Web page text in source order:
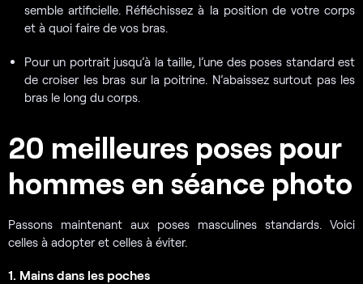
semble artificielle. Réfléchissez à la position de votre corps
et à quoi faire de vos bras.
Pour un portrait jusqu’à la taille, l’une des poses standard est
de croiser les bras sur la poitrine. N’abaissez surtout pas les
bras le long du corps.
20 meilleures poses pour
hommes en séance photo
Passons maintenant aux poses masculines standards. Voici
celles à adopter et celles à éviter.
1. Mains dans les poches